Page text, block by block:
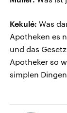
Kekulé: Was
Apotheken es
und das
Apotheker so
simplen